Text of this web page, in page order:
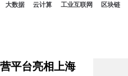
大数据 云计算 工业互联网 区块链
平台亮相上海